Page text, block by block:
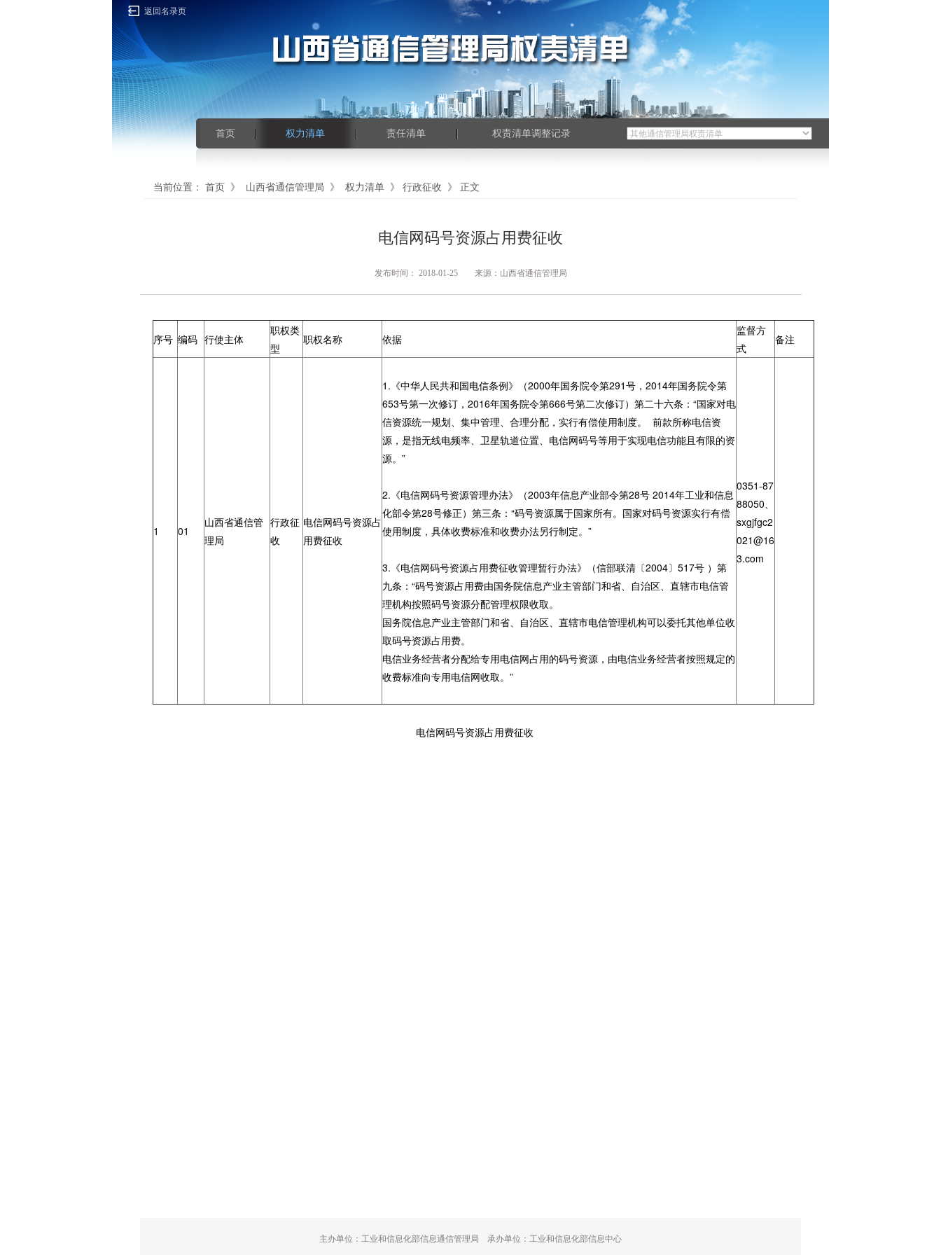
返回名录页
首页 权力清单 责任清单 权责清单调整记录
当前位置： 首页 》 山西省通信管理局 》 权力清单 》 行政征收 》 正文
电信网码号资源占用费征收
发布时间： 2018-01-25 来源：山西省通信管理局
序号 编码 行使主体
职权类
型
职权名称 依据
监督方
式
备注
1 01
山西省通信管
理局
行政征
收
电信网码号资源占
用费征收
1.《中华人民共和国电信条例》（2000年国务院令第291号，2014年国务院令第
653号第一次修订，2016年国务院令第666号第二次修订）第二十六条：“国家对电
信资源统一规划、集中管理、合理分配，实行有偿使用制度。 前款所称电信资
源，是指无线电频率、卫星轨道位置、电信网码号等用于实现电信功能且有限的资
源。”
2.《电信网码号资源管理办法》（2003年信息产业部令第28号 2014年工业和信息
化部令第28号修正）第三条：“码号资源属于国家所有。国家对码号资源实行有偿
使用制度，具体收费标准和收费办法另行制定。”
3.《电信网码号资源占用费征收管理暂行办法》（信部联清〔2004〕517号 ）第
九条：“码号资源占用费由国务院信息产业主管部门和省、自治区、直辖市电信管
理机构按照码号资源分配管理权限收取。
国务院信息产业主管部门和省、自治区、直辖市电信管理机构可以委托其他单位收
取码号资源占用费。
电信业务经营者分配给专用电信网占用的码号资源，由电信业务经营者按照规定的
收费标准向专用电信网收取。”
0351-87
88050、
sxgjfgc2
021@16
3.com
电信网码号资源占用费征收
主办单位：工业和信息化部信息通信管理局 承办单位：工业和信息化部信息中心